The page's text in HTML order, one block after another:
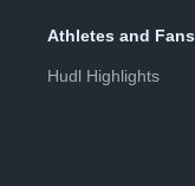
Athletes and Fans
Hudl Highlights